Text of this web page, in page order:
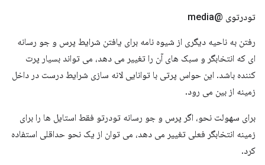
تودرتوی @media
رفتن به ناحیه دیگری از شیوه نامه برای یافتن شرایط پرس و جو رسانه
ای که انتخابگر و سبک های آن را تغییر می دهد، می تواند بسیار پرت
کننده باشد. این حواس پرتی با توانایی لانه سازی شرایط درست در داخل
زمینه از بین می رود.
برای سهولت نحو، اگر پرس و جو رسانه تودرتو فقط استایل ها را برای
زمینه انتخابگر فعلی تغییر می دهد، می توان از یک نحو حداقلی استفاده
کرد.